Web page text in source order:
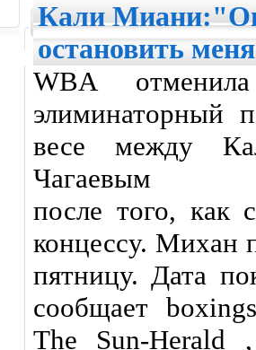
Кали
остановить
WBA
элиминаторный
весе между
Чагаевым
после того, как
концессу. Михан
пятницу. Дата
сообщает
The Sun-Herald